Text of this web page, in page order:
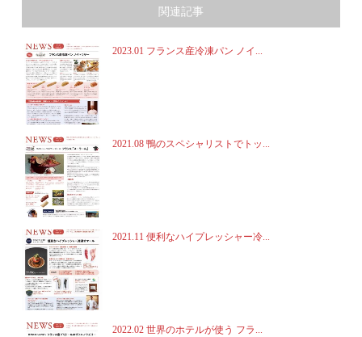
関連記事
2023.01 フランス産冷凍パン ノイ...
2021.08 鴨のスペシャリストでトッ...
2021.11 便利なハイプレッシャー冷...
2022.02 世界のホテルが使う フラ...